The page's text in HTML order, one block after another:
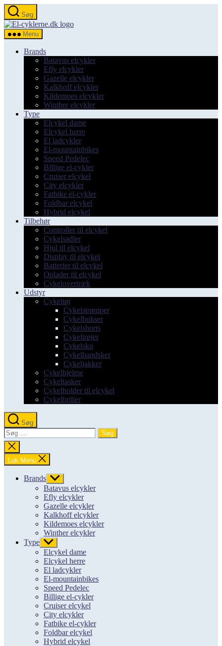
Spring
til
indholdet
Søg
el-
Menu
Brands
Batavus elcykler
Efly elcykler
Gazelle elcykler
Kalkhoff elcykler
Kildemoes elcykler
Winther elcykler
Type
Elcykel dame
Elcykel herre
El ladcykler
El-mountainbikes
Speed Pedelec
Billige el-cykler
Cruiser elcykel
City elcykler
Fatbike el-cykler
Foldbar elcykel
Hybrid elcykel
Tilbehør
Controller til elcykel
Cykelsadler
Hjul til elcykel
Display til elcykel
Batterier til elcykel
Oplader til elcykel
Cykelovertræk
Udstyr
Cykeltøj
Cykelstrømper
Cykelbukser
Cykelshorts
Cykeltrøjer
Cykelsko
Cykelhandsker
Cykeljakker
Cykelhjelme
Cykeltasker
Cykelholder til elcykel
Cykelbriller
Søg
Søg
efter:
Luk
søgning
Luk Menu
Brands Vis
undermenu
Batavus elcykler
Efly elcykler
Gazelle elcykler
Kalkhoff elcykler
Kildemoes elcykler
Winther elcykler
Type Vis
undermenu
Elcykel dame
Elcykel herre
El ladcykler
El-mountainbikes
Speed Pedelec
Billige el-cykler
Cruiser elcykel
City elcykler
Fatbike el-cykler
Foldbar elcykel
Hybrid elcykel